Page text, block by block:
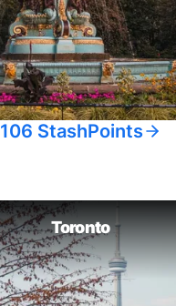
106 StashPoints
Toronto